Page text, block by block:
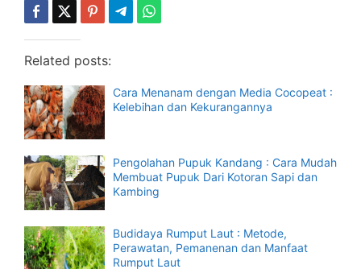
Related posts:
Cara Menanam dengan Media Cocopeat :
Kelebihan dan Kekurangannya
Pengolahan Pupuk Kandang : Cara Mudah
Membuat Pupuk Dari Kotoran Sapi dan
Kambing
Budidaya Rumput Laut : Metode,
Perawatan, Pemanenan dan Manfaat
Rumput Laut